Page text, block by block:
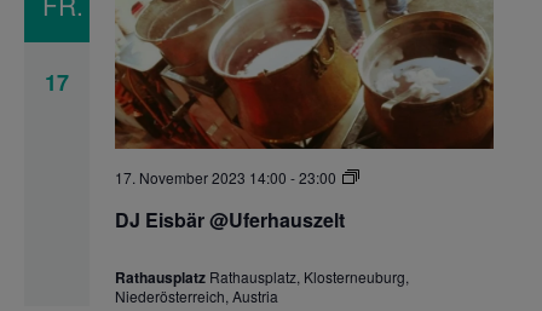
17
DJ Eisbär @Uferhauszelt
17. November 2023 14:00 -23:00
DJ
Rathausplatz Rathausplatz, Klosterneuburg,
Niederösterreich, Austria